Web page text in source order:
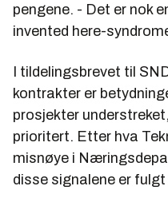
pengene. - Det er nok
invented here-
I tildelingsbrevet til
kontrakter er
prosjekter
prioritert. Etter hva
misnøye i
disse signalene er fulgt